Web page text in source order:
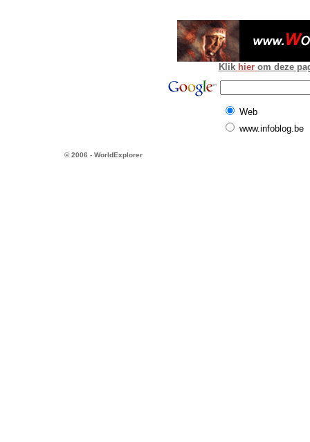
Klik hier om deze
Web
www.infoblog.be
© 2006 - WorldExplorer